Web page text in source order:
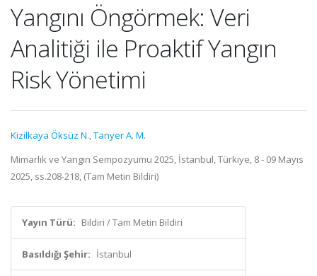
Yangını Öngörmek: Veri
Analitiği ile Proaktif Yangın
Risk Yönetimi
Kizilkaya Öksüz N.,Tanyer A. M.
Mimarlık ve Yangın Sempozyumu 2025, İstanbul, Türkiye, 8 - 09 Mayıs
2025, ss.208-218, (Tam Metin Bildiri)
Yayın Türü: Bildiri / Tam Metin Bildiri
Basıldığı Şehir: İstanbul